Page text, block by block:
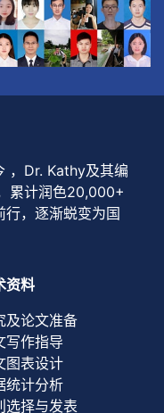
，Dr. Kathy及其编
累计润色20,000+
行，逐渐蜕变为国
资料
及论文准备
写作指导
图表设计
统计分析
选择与发表